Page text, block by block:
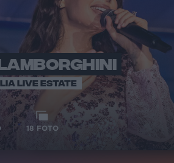
LIVE ESTATE
18 FOTO
VOI